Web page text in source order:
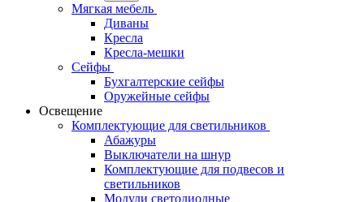
Мягкая мебель
Диваны
Кресла
Кресла-мешки
Сейфы
Бухгалтерские сейфы
Оружейные сейфы
Освещение
Комплектующие для светильников
Абажуры
Выключатели на шнур
Комплектующие для подвесов и
светильников
Модули светодиодные